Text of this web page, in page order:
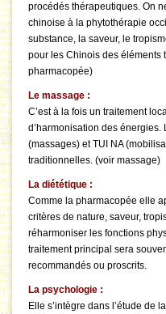
procédés thérapeutiques. On
chinoise à la phytothérapie
substance, la saveur, le
pour les Chinois des éléments
pharmacopée)
Le massage :
C’est à la fois un traitement
d’harmonisation des
(massages) et TUI NA
traditionnelles. (voir massage)
La diététique :
Comme la pharmacopée elle
critères de nature, saveur,
réharmoniser les fonctions
traitement principal sera
recommandés ou proscrits.
La psychologie :
Elle s’intègre dans l’étude de